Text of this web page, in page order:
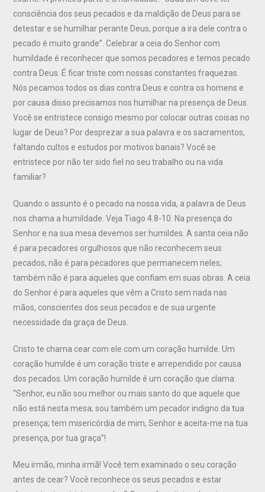
consciência dos seus pecados e da maldição de Deus para se
detestar e se humilhar perante Deus, porque a ira dele contra o
pecado é muito grande”. Celebrar a ceia do Senhor com
humildade é reconhecer que somos pecadores e temos pecado
contra Deus. É ficar triste com nossas constantes fraquezas.
Nós pecamos todos os dias contra Deus e contra os homens e
por causa disso precisamos nos humilhar na presença de Deus.
Você se entristece consigo mesmo por colocar outras coisas no
lugar de Deus? Por desprezar a sua palavra e os sacramentos,
faltando cultos e estudos por motivos banais? Você se
entristece por não ter sido fiel no seu trabalho ou na vida
familiar?
Quando o assunto é o pecado na nossa vida, a palavra de Deus
nos chama a humildade. Veja Tiago 4.8-10. Na presença do
Senhor e na sua mesa devemos ser humildes. A santa ceia não
é para pecadores orgulhosos que não reconhecem seus
pecados, não é para pecadores que permanecem neles;
também não é para aqueles que confiam em suas obras. A ceia
do Senhor é para aqueles que vêm a Cristo sem nada nas
mãos, conscientes dos seus pecados e de sua urgente
necessidade da graça de Deus.
Cristo te chama cear com ele com um coração humilde. Um
coração humilde é um coração triste e arrependido por causa
dos pecados. Um coração humilde é um coração que clama:
“Senhor, eu não sou melhor ou mais santo do que aquele que
não está nesta mesa; sou também um pecador indigno da tua
presença; tem misericórdia de mim, Senhor e aceita-me na tua
presença, por tua graça”!
Meu irmão, minha irmã! Você tem examinado o seu coração
antes de cear? Você reconhece os seus pecados e estar